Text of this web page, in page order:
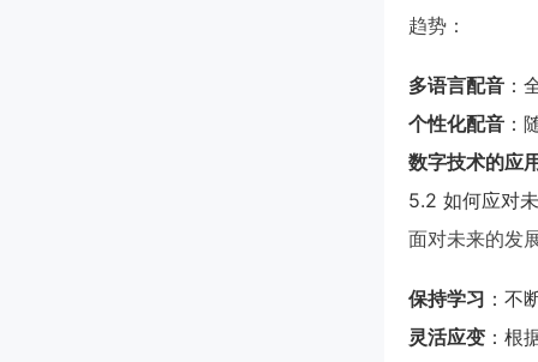
趋势：
多语言配音 ：
个性化配音 ：
数字技术的应
5.2 如何应对
面对未来的发
保持学习 ：不
灵活应变 ：根